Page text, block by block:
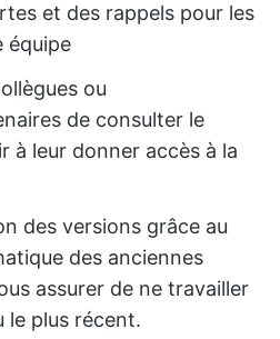
et des rappels pour les
équipe
ou
de consulter le
à leur donner accès à la
des versions grâce au
des anciennes
assurer de ne travailler
le plus récent.